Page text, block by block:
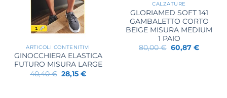
ARTICOLI CONTENITIVI
GINOCCHIERA ELASTICA
FUTURO MISURA LARGE
40,40€ Il
prezzo
28,15€Il
CALZATURE
GLORIAMED SOFT 141
GAMBALETTO CORTO
BEIGE MISURA MEDIUM
1 PAIO
80,00€ Il
prezzo
60,87 €Il